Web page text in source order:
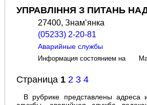
УПРАВЛІННЯ З ПИТАНЬ
27400, Знам’янка
(05233) 2-20-81
Аварийные службы
Информация состоянием на
Страница 12 3 4
В рубрике представлены адреса